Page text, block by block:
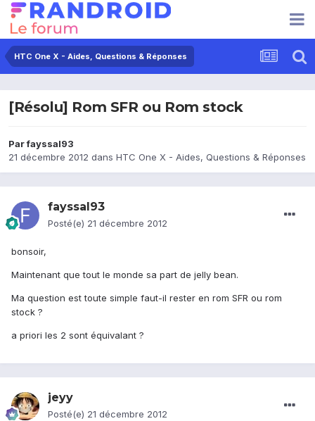
HTC One X - Aides, Questions & Réponses
[Résolu] Rom SFR ou Rom stock
Parfayssal93
21 décembre 2012 dans HTC One X - Aides, Questions & Réponses
fayssal93
Posté(e) 21 décembre 2012
bonsoir,
Maintenant que tout le monde sa part de jelly bean.
Ma question est toute simple faut-il rester en rom SFR ou rom
stock ?
a priori les 2 sont équivalant ?
jeyy
Posté(e) 21 décembre 2012